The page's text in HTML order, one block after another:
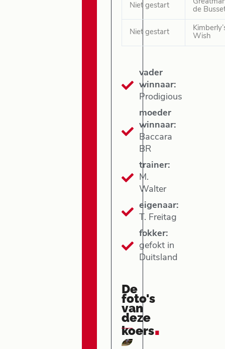
Niet gestart
de
Niet gestart
Wish
vader
winnaar:
Prodigious
moeder
winnaar:
Baccara
BR
trainer:
M.
Walter
eigenaar:
T. Freitag
fokker:
gefokt in
Duitsland
De
foto's
van
deze
koers.